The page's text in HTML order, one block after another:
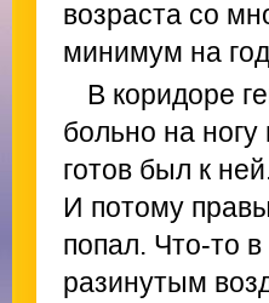
возраста со
минимум на
В коридоре
больно на
готов был к
И потому
попал. Что-то
разинутым